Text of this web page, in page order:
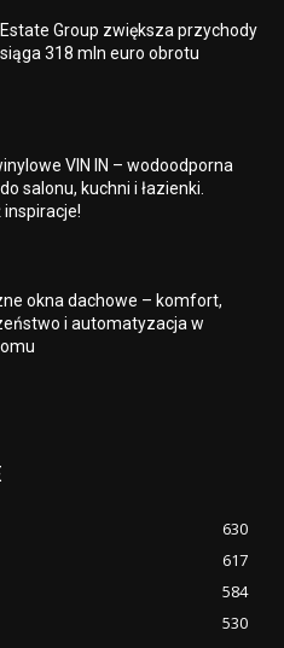
Group zwiększa przychody
318 mln euro obrotu
VIN IN – wodoodporna
salonu, kuchni i łazienki.
okna dachowe – komfort,
i automatyzacja w
630
617
584
530